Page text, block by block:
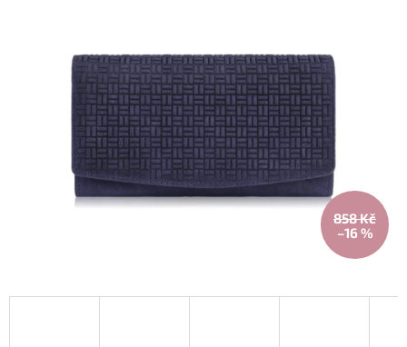
858 Kč
–16 %